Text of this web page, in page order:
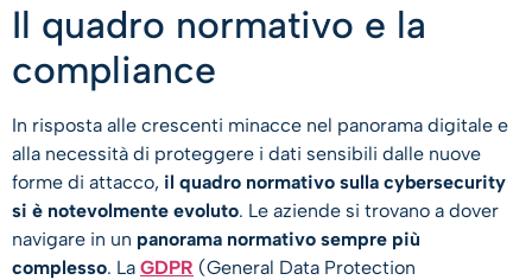
Il quadro normativo e la
compliance
In risposta alle crescenti minacce nel panorama digitale e
alla necessità di proteggere i dati sensibili dalle nuove
forme di attacco, il quadro normativo sulla cybersecurity
si è notevolmente evoluto. Le aziende si trovano a dover
navigare in un panorama normativo sempre più
complesso. La GDPR (General Data Protection